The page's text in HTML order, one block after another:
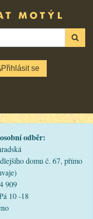
Přihlásit se
odběr:
domu č. 67, přímo
909
10 -18